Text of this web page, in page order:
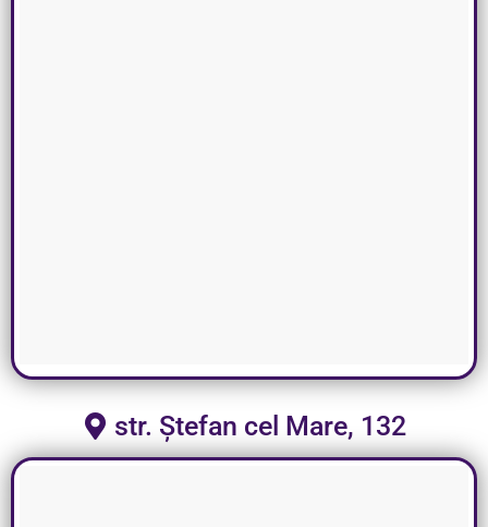
str. Ștefan cel Mare, 132